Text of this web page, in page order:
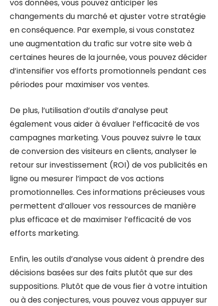
vos données, vous pouvez anticiper les
changements du marché et ajuster votre stratégie
en conséquence. Par exemple, si vous constatez
une augmentation du trafic sur votre site web à
certaines heures de la journée, vous pouvez décider
d’intensifier vos efforts promotionnels pendant ces
périodes pour maximiser vos ventes.
De plus, l’utilisation d’outils d’analyse peut
également vous aider à évaluer l’efficacité de vos
campagnes marketing. Vous pouvez suivre le taux
de conversion des visiteurs en clients, analyser le
retour sur investissement (ROI) de vos publicités en
ligne ou mesurer l’impact de vos actions
promotionnelles. Ces informations précieuses vous
permettent d’allouer vos ressources de manière
plus efficace et de maximiser l’efficacité de vos
efforts marketing.
Enfin, les outils d’analyse vous aident à prendre des
décisions basées sur des faits plutôt que sur des
suppositions. Plutôt que de vous fier à votre intuition
ou à des conjectures, vous pouvez vous appuyer sur